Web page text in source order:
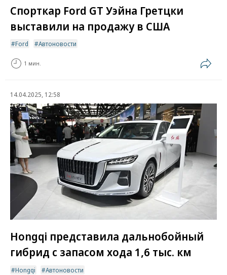
Спорткар Ford GT Уэйна Гретцки
выставили на продажу в США
Ford Автоновости
1 мин.
14.04.2025, 12:58
Hongqi представила дальнобойный
гибрид с запасом хода 1,6 тыс. км
Hongqi Автоновости